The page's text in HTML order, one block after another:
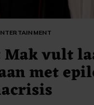
Mak vult
met